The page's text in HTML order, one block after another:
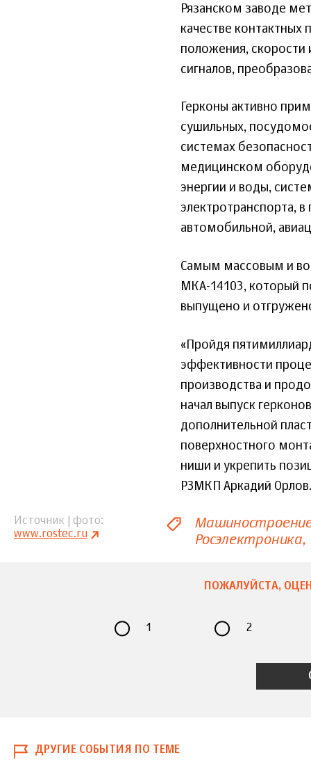
Рязанском заводе
качестве контактных
положения, скорости
сигналов,
Герконы активно
сушильных,
системах
медицинском
энергии и воды,
электротранспорта,
автомобильной,
Самым массовым и
МКА-14103, который
выпущено и
«Пройдя
эффективности
производства и
начал выпуск
дополнительной
поверхностного
ниши и укрепить
РЗМКП Аркадий Орлов.
Источник | фото
www.rostec.ru
Росэлектроника
ПОЖАЛУЙСТА,
1 2
ДРУГИЕ СОБЫТИЯ ПО ТЕМЕ